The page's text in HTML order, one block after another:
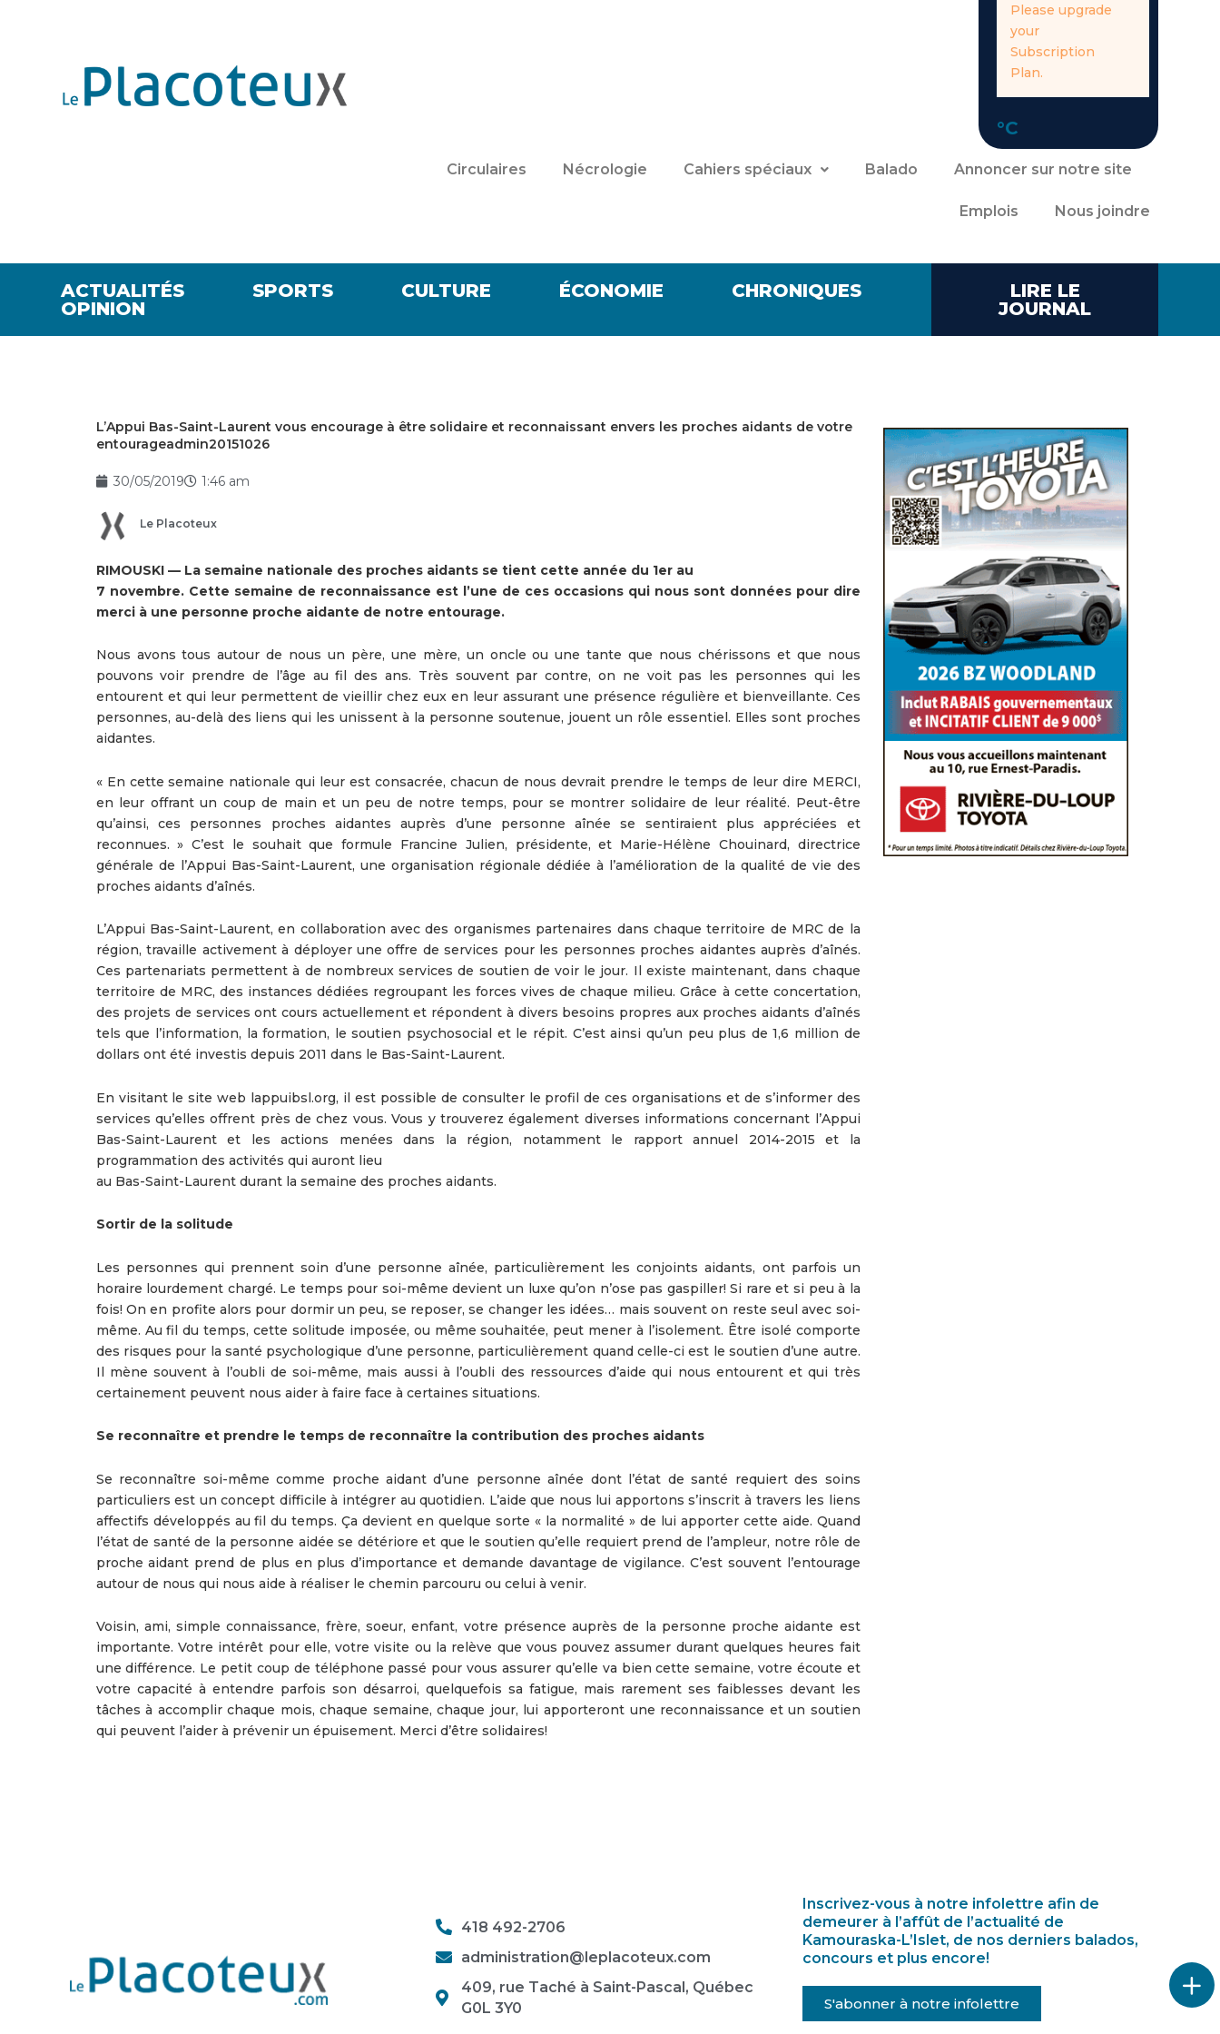
Please upgrade
your
Subscription
Plan.
°C
Circulaires Nécrologie Cahiers spéciaux Balado Annoncer sur notre site
Emplois Nous joindre
ACTUALITÉS SPORTS CULTURE ÉCONOMIE
CHRONIQUES
OPINION
LIRE LE
JOURNAL
L’Appui Bas-Saint-Laurent vous encourage à être solidaire et reconnaissant envers les proches aidants de votre
entourageadmin20151026
30/05/2019 1:46 am
Le Placoteux
RIMOUSKI — La semaine nationale des proches aidants se tient cette année du 1er au
7 novembre. Cette semaine de reconnaissance est l’une de ces occasions qui nous sont données pour dire
merci à une personne proche aidante de notre entourage.
Nous avons tous autour de nous un père, une mère, un oncle ou une tante que nous chérissons et que nous
pouvons voir prendre de l’âge au fil des ans. Très souvent par contre, on ne voit pas les personnes qui les
entourent et qui leur permettent de vieillir chez eux en leur assurant une présence régulière et bienveillante. Ces
personnes, au-delà des liens qui les unissent à la personne soutenue, jouent un rôle essentiel. Elles sont proches
aidantes.
« En cette semaine nationale qui leur est consacrée, chacun de nous devrait prendre le temps de leur dire MERCI,
en leur offrant un coup de main et un peu de notre temps, pour se montrer solidaire de leur réalité. Peut-être
qu’ainsi, ces personnes proches aidantes auprès d’une personne aînée se sentiraient plus appréciées et
reconnues. » C’est le souhait que formule Francine Julien, présidente, et Marie-Hélène Chouinard, directrice
générale de l’Appui Bas-Saint-Laurent, une organisation régionale dédiée à l’amélioration de la qualité de vie des
proches aidants d’aînés.
L’Appui Bas-Saint-Laurent, en collaboration avec des organismes partenaires dans chaque territoire de MRC de la
région, travaille activement à déployer une offre de services pour les personnes proches aidantes auprès d’aînés.
Ces partenariats permettent à de nombreux services de soutien de voir le jour. Il existe maintenant, dans chaque
territoire de MRC, des instances dédiées regroupant les forces vives de chaque milieu. Grâce à cette concertation,
des projets de services ont cours actuellement et répondent à divers besoins propres aux proches aidants d’aînés
tels que l’information, la formation, le soutien psychosocial et le répit. C’est ainsi qu’un peu plus de 1,6 million de
dollars ont été investis depuis 2011 dans le Bas-Saint-Laurent.
En visitant le site web lappuibsl.org, il est possible de consulter le profil de ces organisations et de s’informer des
services qu’elles offrent près de chez vous. Vous y trouverez également diverses informations concernant l’Appui
Bas-Saint-Laurent et les actions menées dans la région, notamment le rapport annuel 2014-2015 et la
programmation des activités qui auront lieu
au Bas-Saint-Laurent durant la semaine des proches aidants.
Sortir de la solitude
Les personnes qui prennent soin d’une personne aînée, particulièrement les conjoints aidants, ont parfois un
horaire lourdement chargé. Le temps pour soi-même devient un luxe qu’on n’ose pas gaspiller! Si rare et si peu à la
fois! On en profite alors pour dormir un peu, se reposer, se changer les idées… mais souvent on reste seul avec soi-
même. Au fil du temps, cette solitude imposée, ou même souhaitée, peut mener à l’isolement. Être isolé comporte
des risques pour la santé psychologique d’une personne, particulièrement quand celle-ci est le soutien d’une autre.
Il mène souvent à l’oubli de soi-même, mais aussi à l’oubli des ressources d’aide qui nous entourent et qui très
certainement peuvent nous aider à faire face à certaines situations.
Se reconnaître et prendre le temps de reconnaître la contribution des proches aidants
Se reconnaître soi-même comme proche aidant d’une personne aînée dont l’état de santé requiert des soins
particuliers est un concept difficile à intégrer au quotidien. L’aide que nous lui apportons s’inscrit à travers les liens
affectifs développés au fil du temps. Ça devient en quelque sorte « la normalité » de lui apporter cette aide. Quand
l’état de santé de la personne aidée se détériore et que le soutien qu’elle requiert prend de l’ampleur, notre rôle de
proche aidant prend de plus en plus d’importance et demande davantage de vigilance. C’est souvent l’entourage
autour de nous qui nous aide à réaliser le chemin parcouru ou celui à venir.
Voisin, ami, simple connaissance, frère, soeur, enfant, votre présence auprès de la personne proche aidante est
importante. Votre intérêt pour elle, votre visite ou la relève que vous pouvez assumer durant quelques heures fait
une différence. Le petit coup de téléphone passé pour vous assurer qu’elle va bien cette semaine, votre écoute et
votre capacité à entendre parfois son désarroi, quelquefois sa fatigue, mais rarement ses faiblesses devant les
tâches à accomplir chaque mois, chaque semaine, chaque jour, lui apporteront une reconnaissance et un soutien
qui peuvent l’aider à prévenir un épuisement. Merci d’être solidaires!
418 492-2706
administration@leplacoteux.com
409, rue Taché à Saint-Pascal, Québec
G0L 3Y0
Inscrivez-vous à notre infolettre afin de
demeurer à l’affût de l’actualité de
Kamouraska-L’Islet, de nos derniers balados,
concours et plus encore!
S'abonner à notre infolettre